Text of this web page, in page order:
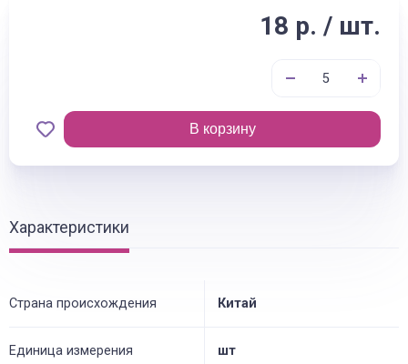
18 р. / шт.
В корзину
Характеристики
Страна происхождения Китай
Единица измерения шт